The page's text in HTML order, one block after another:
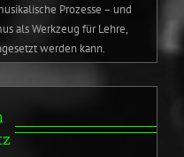
Prozesse – und
als Werkzeug für Lehre,
werden kann.